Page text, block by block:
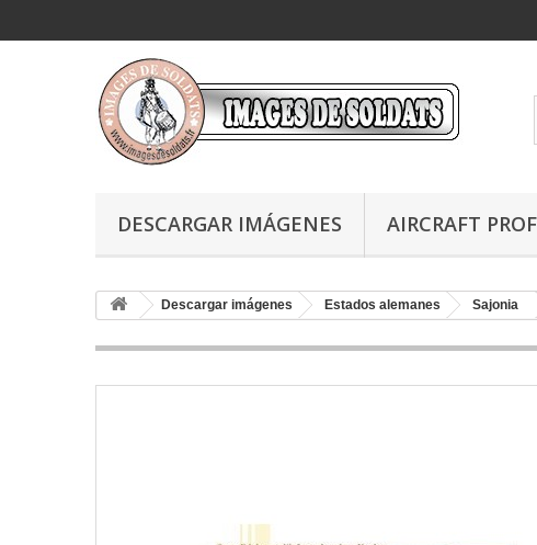
DESCARGAR IMÁGENES AIRCRAFT
Descargar imágenes Estados alemanes Sajonia